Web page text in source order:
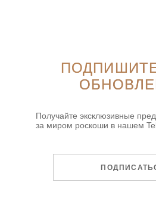
Получайте эксклюзивные
за миром роскоши в нашем